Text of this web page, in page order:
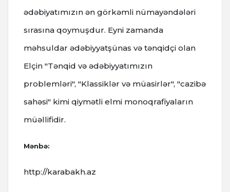
ədəbiyatımızın ən görkəmli nümayəndələri
sırasına qoymuşdur. Eyni zamanda
məhsuldar ədəbiyyatşünas və tənqidçi olan
Elçin "Tənqid və ədəbiyyatımızın
problemləri", "Klassiklər və müasirlər", "cazibə
sahəsi" kimi qiymətli elmi monoqrafiyaların
müəllifidir.
Mənbə:
http://karabakh.az